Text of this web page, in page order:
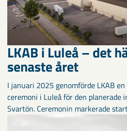
LKAB i Luleå – det
senaste året
I januari 2025 genomförde LKAB
ceremoni i Luleå för den planerade
Svartön. Ceremonin markerade